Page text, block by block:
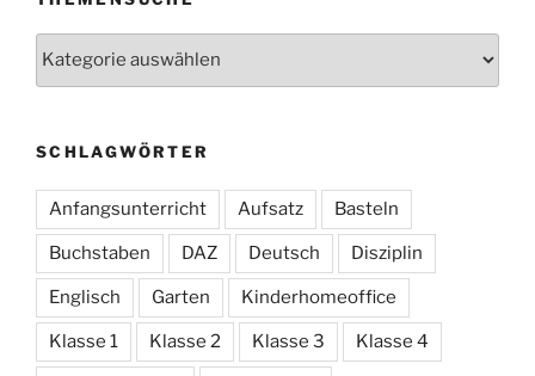
SCHLAGWÖRTER
Anfangsunterricht Aufsatz Basteln
Buchstaben DAZ Deutsch Disziplin
Englisch Garten Kinderhomeoffice
Klasse 1 Klasse 2 Klasse 3 Klasse 4